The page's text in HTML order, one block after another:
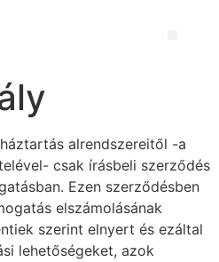
alrendszereitől -a
csak írásbeli szerződés
Ezen szerződésben
elszámolásának
szerint elnyert és ezáltal
lehetőségeket, azok